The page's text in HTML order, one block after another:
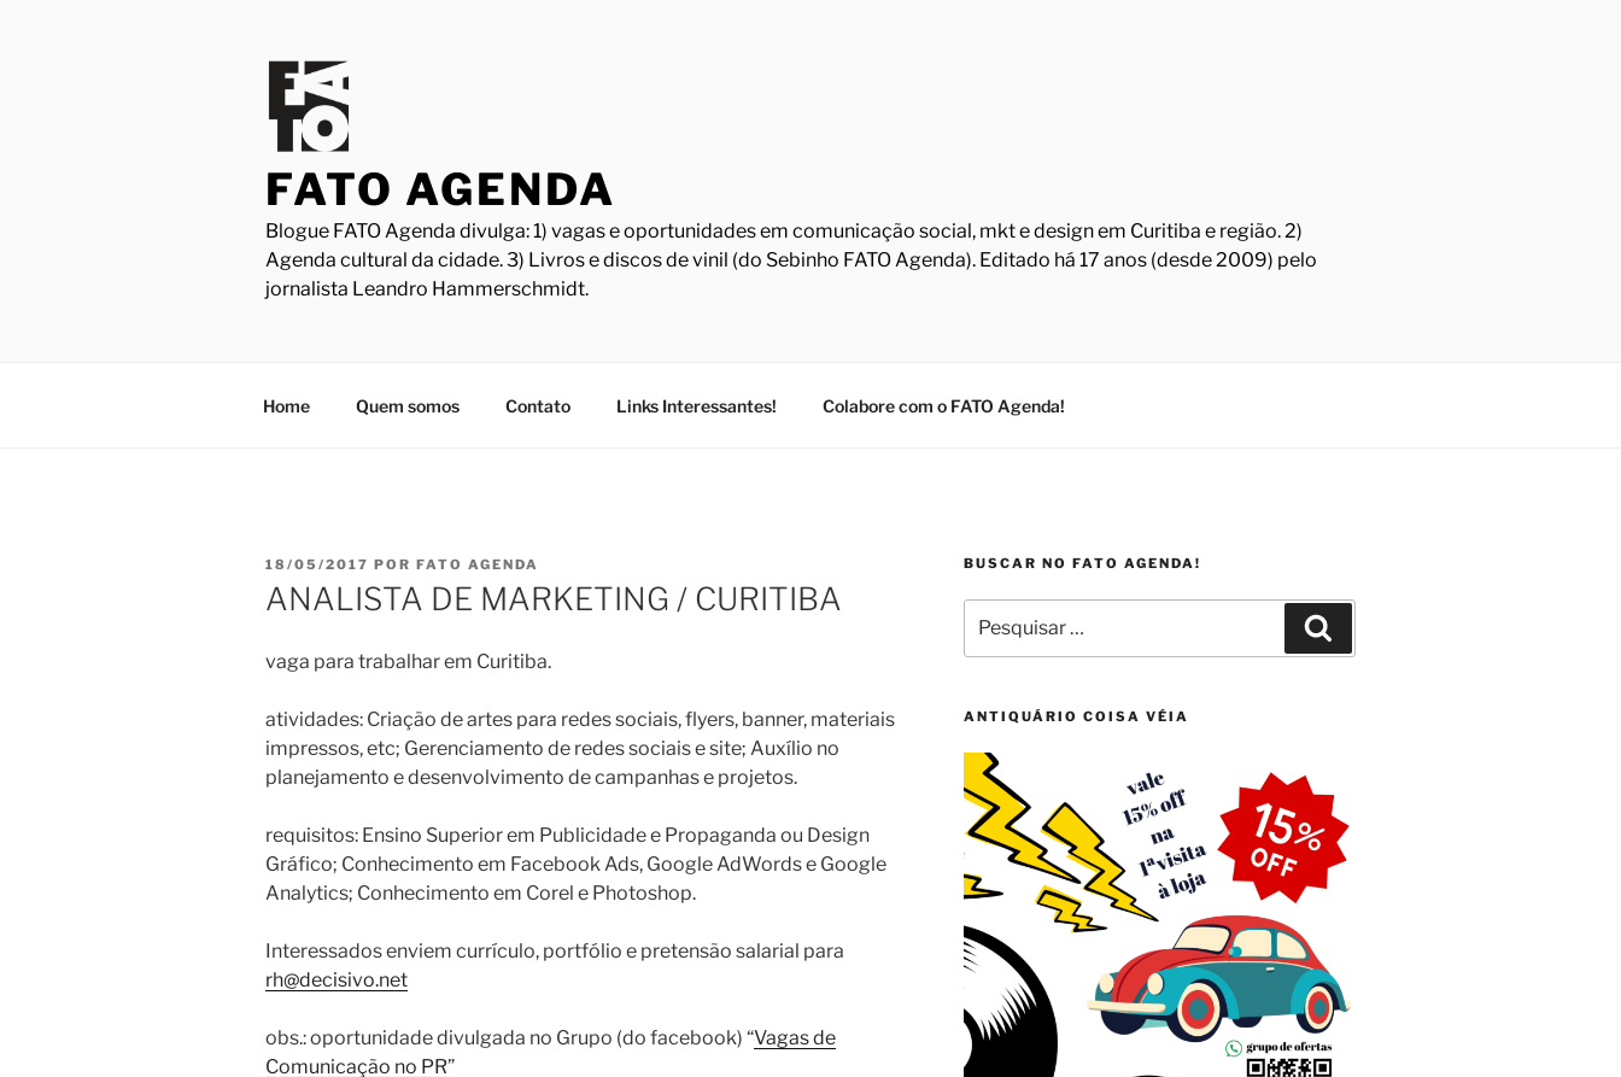
FATO AGENDA
Blogue FATO Agenda divulga: 1) vagas e oportunidades em comunicação social, mkt e design em Curitiba e região. 2)
Agenda cultural da cidade. 3) Livros e discos de vinil (do Sebinho FATO Agenda). Editado há 17 anos (desde 2009) pelo
jornalista Leandro Hammerschmidt.
Home Quem somos Contato Links Interessantes! Colabore com o FATO Agenda!
PUBLICADO
EM
18/05/2017 POR FATO AGENDA
ANALISTA DE MARKETING / CURITIBA
vaga para trabalhar em Curitiba.
atividades: Criação de artes para redes sociais, flyers, banner, materiais
impressos, etc; Gerenciamento de redes sociais e site; Auxílio no
planejamento e desenvolvimento de campanhas e projetos.
requisitos: Ensino Superior em Publicidade e Propaganda ou Design
Gráfico; Conhecimento em Facebook Ads, Google AdWords e Google
Analytics; Conhecimento em Corel e Photoshop.
Interessados enviem currículo, portfólio e pretensão salarial para
rh@decisivo.net
obs.: oportunidade divulgada no Grupo (do facebook) “Vagas de
Comunicação no PR”
BUSCAR NO FATO AGENDA!
por:
ANTIQUÁRIO COISA VÉIA